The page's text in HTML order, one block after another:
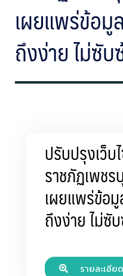
เผยแพร่ข้อมู
ถึงง่าย ไม่ซั
ปรับปรุงเว็
ราชภัฏเพชร
เผยแพร่ข้อมู
ถึงง่าย ไม่ซั
รายละเอียด